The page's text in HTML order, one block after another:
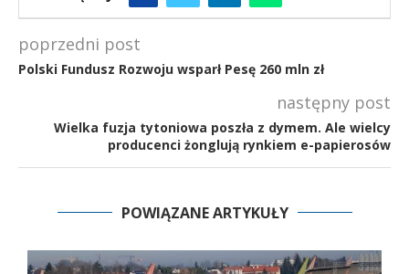
poprzedni post
Polski Fundusz Rozwoju wsparł Pesę 260 mln zł
następny post
Wielka fuzja tytoniowa poszła z dymem. Ale wielcy
producenci żonglują rynkiem e-papierosów
POWIĄZANE ARTYKUŁY